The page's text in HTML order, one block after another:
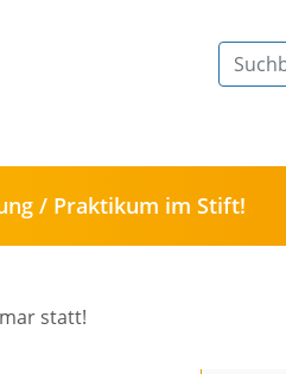
/ Praktikum im Stift!
statt!